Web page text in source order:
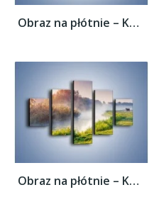
Obraz na płótnie – Koń o poranku –...
Obraz na płótnie – Koń o poranku –...